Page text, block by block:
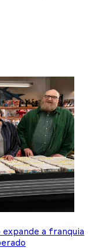
expande a franquia